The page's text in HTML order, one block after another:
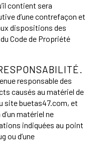
contient sera
d’une contrefaçon et
dispositions des
Code de Propriété
responsable des
causés au matériel de
site buetas47.com, et
matériel ne
indiquées au point
ou d’une